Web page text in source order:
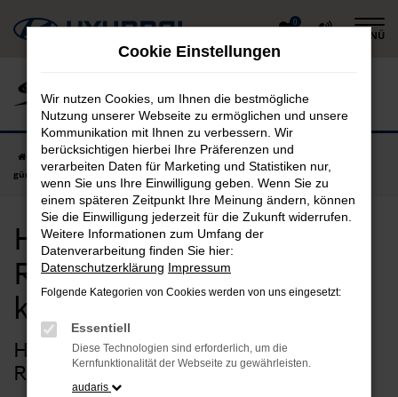
Zum
Hauptinhalt
0
MENÜ
Startseite Regensburg Hyundai
Hyundai IONIQ 6 in Regensburg
günstig kaufen
Hyundai IONIQ 6 in
Regensburg günstig
kaufen
Hyundai IONIQ 6 – unsere Idee für
Regensburg
Cookie Einstellungen
Wir nutzen Cookies, um Ihnen die bestmögliche
Nutzung unserer Webseite zu ermöglichen und unsere
Kommunikation mit Ihnen zu verbessern. Wir
berücksichtigen hierbei Ihre Präferenzen und
verarbeiten Daten für Marketing und Statistiken nur,
wenn Sie uns Ihre Einwilligung geben. Wenn Sie zu
einem späteren Zeitpunkt Ihre Meinung ändern, können
Sie die Einwilligung jederzeit für die Zukunft widerrufen.
Weitere Informationen zum Umfang der
Datenverarbeitung finden Sie hier:
Datenschutzerklärung Impressum
Folgende Kategorien von Cookies werden von uns eingesetzt:
Essentiell
Diese Technologien sind erforderlich, um die
Kernfunktionalität der Webseite zu gewährleisten.
audaris